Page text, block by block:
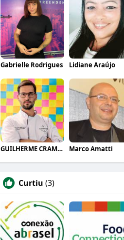
Gabrielle Rodrigues Lidiane Araújo
GUILHERME CRAMER BALLE Marco Amatti
Curtiu (3)